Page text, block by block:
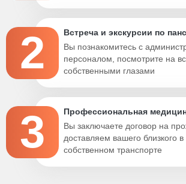
2
Встреча и экскурсии по
Вы познакомитесь с
персоналом, посмотрите на
собственными глазами
3
Профессиональная
Вы заключаете договор на
доставляем вашего близкого
собственном транспорте